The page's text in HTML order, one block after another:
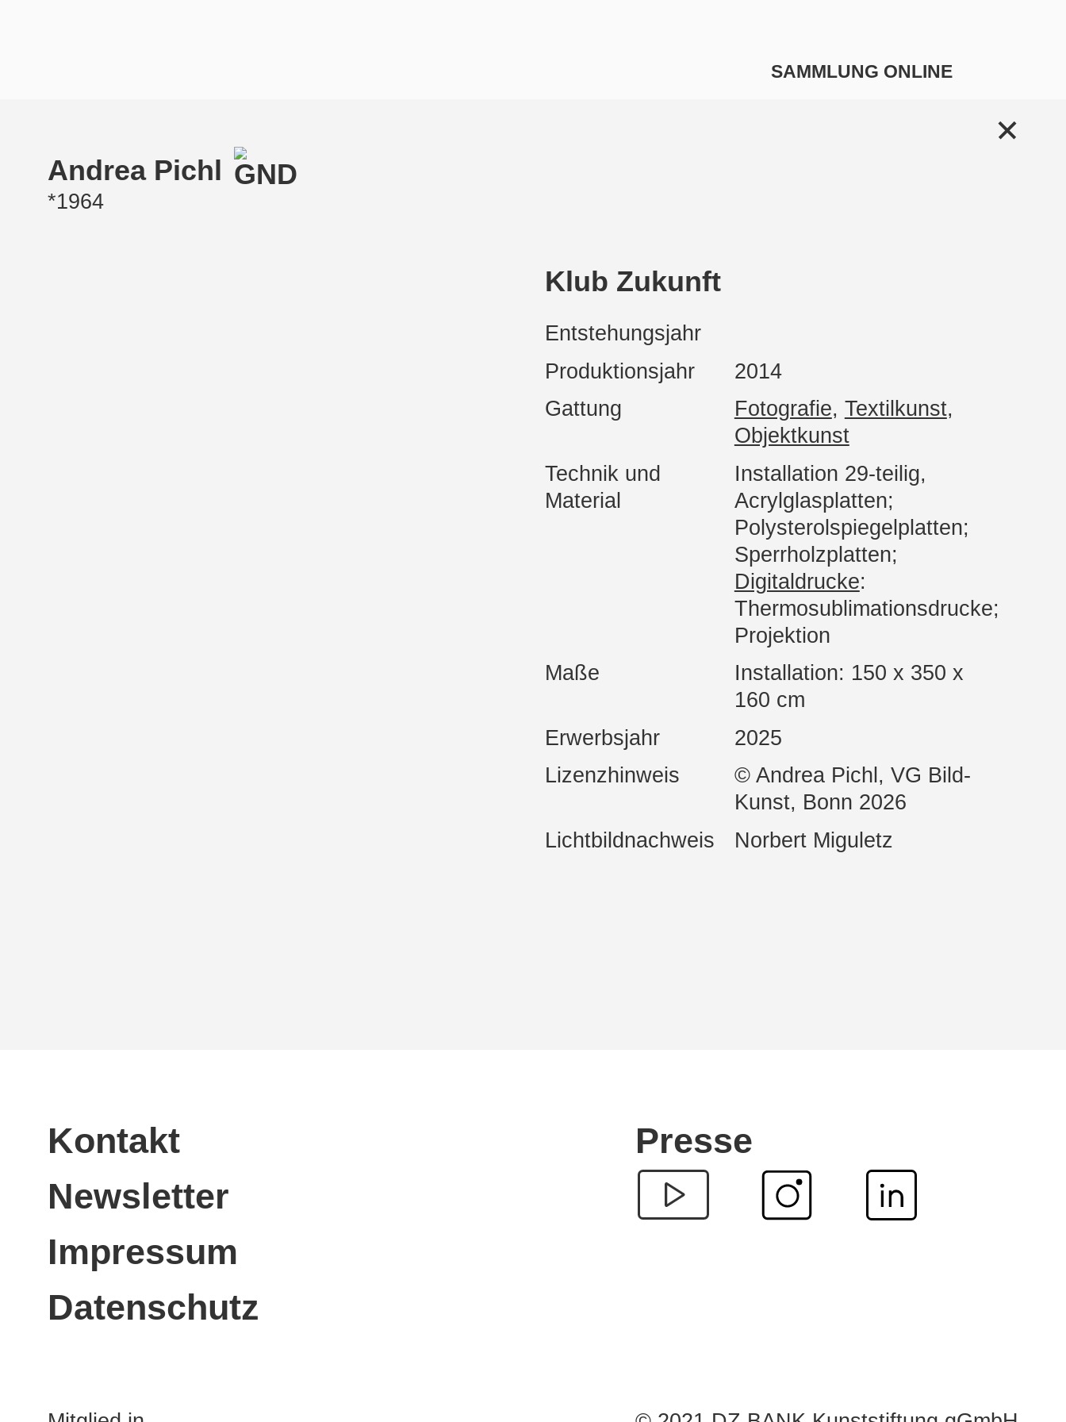
SAMMLUNG ONLINE
Andrea Pichl
*1964
Klub Zukunft
Entstehungsjahr
Produktionsjahr
2014
Gattung
Fotografie, Textilkunst,
Objektkunst
Technik und
Material
Installation 29-teilig,
Acrylglasplatten;
Polysterolspiegelplatten;
Sperrholzplatten;
Digitaldrucke:
Thermosublimationsdrucke;
Projektion
Maße
Installation: 150 x 350 x
160 cm
Erwerbsjahr
2025
Lizenzhinweis
© Andrea Pichl, VG Bild-
Kunst, Bonn 2026
Lichtbildnachweis
Norbert Miguletz
Kontakt
Newsletter
Impressum
Datenschutz
Presse